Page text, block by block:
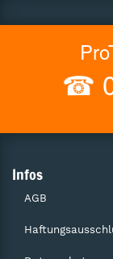
☎
Infos
AGB